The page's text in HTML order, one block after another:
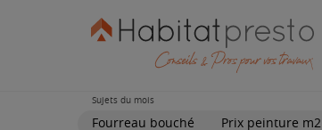
Sujets du mois
Fourreau bouché Prix peinture m2